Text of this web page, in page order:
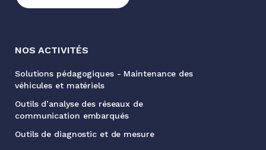
NOS ACTIVITÉS
Solutions pédagogiques - Maintenance des
véhicules et matériels
Outils d’analyse des réseaux de
communication embarqués
Outils de diagnostic et de mesure